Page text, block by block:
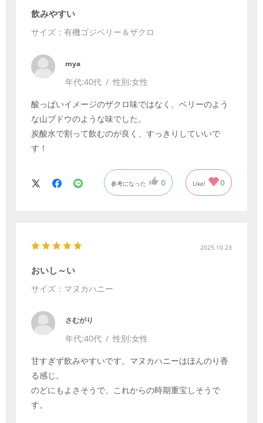
飲みやすい
サイズ：有機ゴジベリー＆ザクロ
mya
年代:40代 性別:女性
酸っぱいイメージのザクロ味ではなく、ベリーのよう
な山ブドウのような味でした。
炭酸水で割って飲むのが良く、すっきりしていいで
す！
参考になった 0 Like! 0
2025.10.23
おいし～い
サイズ：マヌカハニー
さむがり
年代:40代 性別:女性
甘すぎず飲みやすいです。マヌカハニーはほんのり香
る感じ。
のどにもよさそうで、これからの時期重宝しそうで
す。